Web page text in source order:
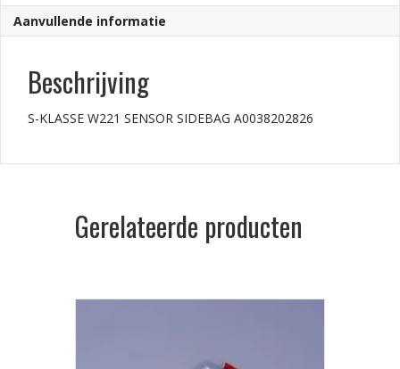
Aanvullende informatie
Beschrijving
S-KLASSE W221 SENSOR SIDEBAG A0038202826
Gerelateerde producten